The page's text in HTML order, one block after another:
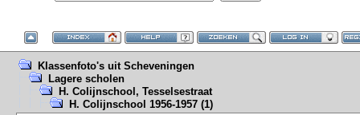
Klassenfoto's uit Scheveningen
Lagere scholen
H. Colijnschool, Tesselsestraat
H. Colijnschool 1956-1957 (1)